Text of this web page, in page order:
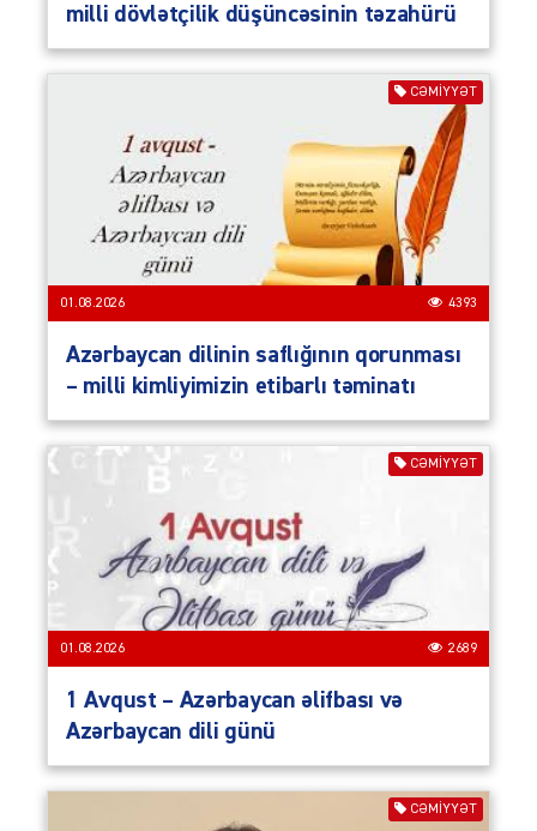
milli dövlətçilik düşüncəsinin təzahürü
CƏMIYYƏT
01.08.2026 4393
Azərbaycan dilinin saflığının qorunması
– milli kimliyimizin etibarlı təminatı
CƏMIYYƏT
01.08.2026 2689
1 Avqust – Azərbaycan əlifbası və
Azərbaycan dili günü
CƏMIYYƏT